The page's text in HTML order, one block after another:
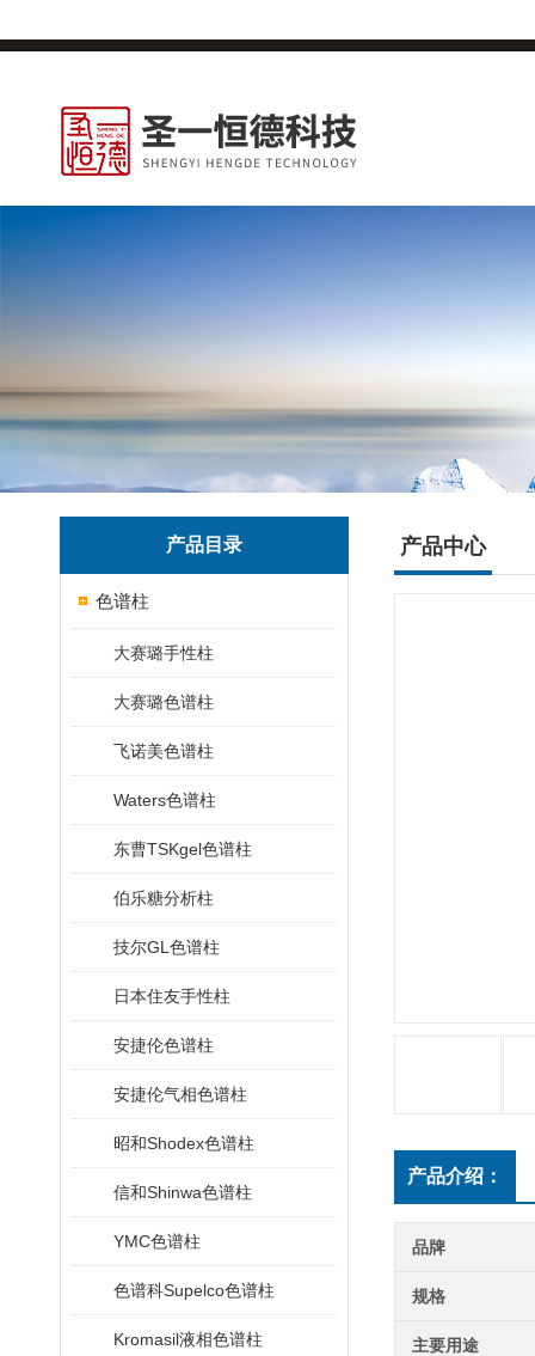
产品目录
色谱柱
大赛璐手性柱
大赛璐色谱柱
飞诺美色谱柱
Waters色谱柱
东曹TSKgel色谱柱
伯乐糖分析柱
技尔GL色谱柱
日本住友手性柱
安捷伦色谱柱
安捷伦气相色谱柱
昭和Shodex色谱柱
信和Shinwa色谱柱
YMC色谱柱
色谱科Supelco色谱柱
Kromasil液相色谱柱
产品中心
产品介绍：
品牌
规格
主要用途